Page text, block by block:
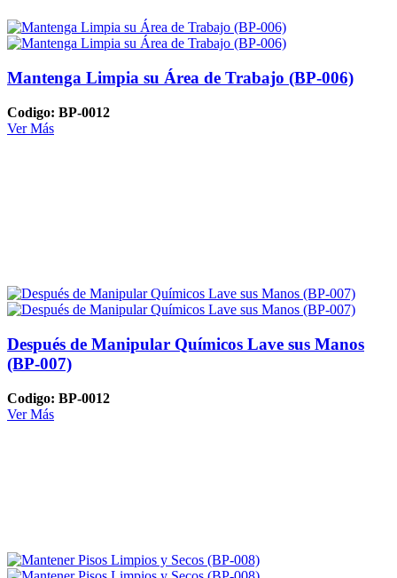
Mantenga Limpia su Área de Trabajo (BP-006)
Codigo: BP-0012
Ver Más
Después de Manipular Químicos Lave sus Manos
(BP-007)
Codigo: BP-0012
Ver Más